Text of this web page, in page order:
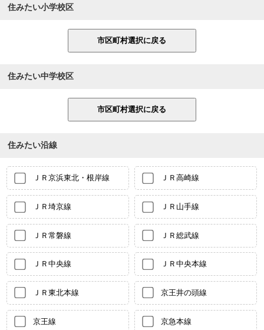
住みたい小学校区
住みたい中学校区
住みたい沿線
ＪＲ京浜東北・根岸線 ＪＲ高崎線
ＪＲ埼京線 ＪＲ山手線
ＪＲ常磐線 ＪＲ総武線
ＪＲ中央線 ＪＲ中央本線
ＪＲ東北本線 京王井の頭線
京王線 京急本線